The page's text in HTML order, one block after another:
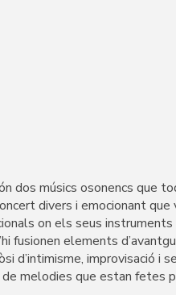
dos músics osonencs que
divers i emocionant
on els seus
fusionen elements
d’intimisme, improvisació i
de melodies que estan fetes